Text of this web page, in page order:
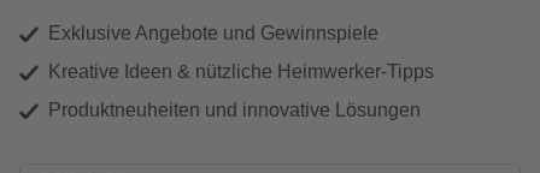
Exklusive Angebote und Gewinnspiele
Kreative Ideen & nützliche Heimwerker-Tipps
Produktneuheiten und innovative Lösungen